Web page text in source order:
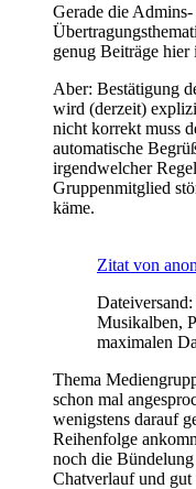
Gerade die
genug Beiträge hier
Aber: Bestätigung
wird (derzeit)
nicht korrekt muss
automatische
irgendwelcher
Gruppenmitglied
käme.
Zitat von anon
Musikalben,
maximalen
Thema
schon mal
wenigstens darauf
Reihenfolge
noch die
Chatverlauf und gut